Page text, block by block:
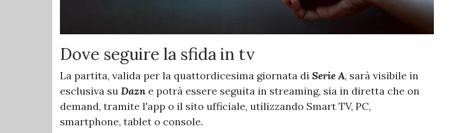
Dove seguire la sfida in tv
La partita, valida per la quattordicesima giornata di Serie A, sarà visibile in
esclusiva su Dazn e potrà essere seguita in streaming, sia in diretta che on
demand, tramite l'app o il sito ufficiale, utilizzando Smart TV, PC,
smartphone, tablet o console.